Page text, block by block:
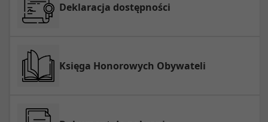
Deklaracja dostępności
Księga Honorowych Obywateli